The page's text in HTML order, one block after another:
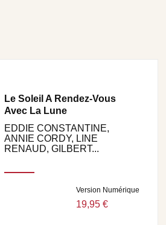
Le Soleil A Rendez-Vous
Avec La Lune
EDDIE CONSTANTINE,
ANNIE CORDY, LINE
RENAUD, GILBERT...
Version Numérique
19,95 €